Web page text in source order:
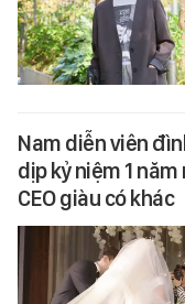
Nam diễn viên
dịp kỷ niệm 1
CEO giàu có khác